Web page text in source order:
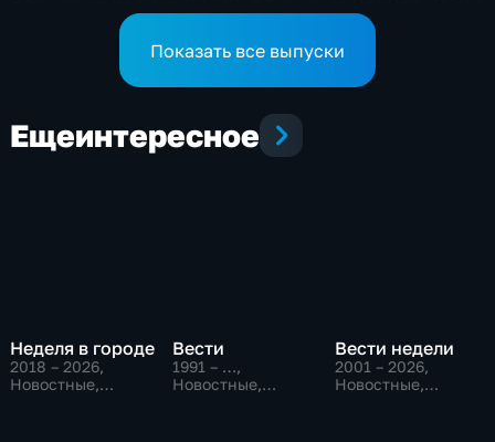
Показать все выпуски
Ещеинтересное
Неделя в городе
2018 – 2026,
Новостные,
Вести
1991 – …,
Новостные,
Вести недели
2001 – 2026,
Новостные,